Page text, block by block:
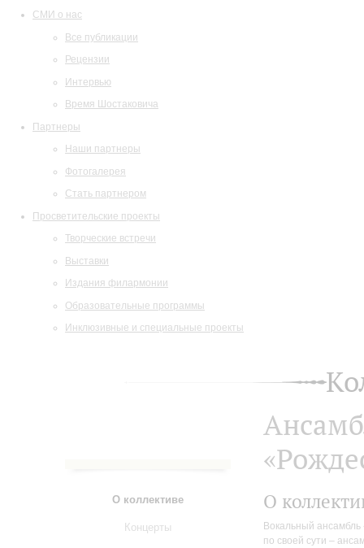
СМИ о нас
Все публикации
Рецензии
Интервью
Время Шостаковича
Партнеры
Наши партнеры
Фотогалерея
Стать партнером
Просветительские проекты
Творческие встречи
Выставки
Издания филармонии
Образовательные программы
Инклюзивные и специальные проекты
О коллективе
Концерты
О
Вокальный
по своей сути –